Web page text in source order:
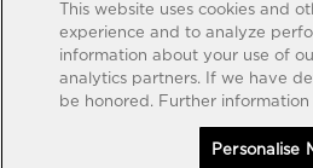
This website uses cookies and
experience and to analyze
information about your use of
analytics partners. If we have
be honored. Further
Personalise